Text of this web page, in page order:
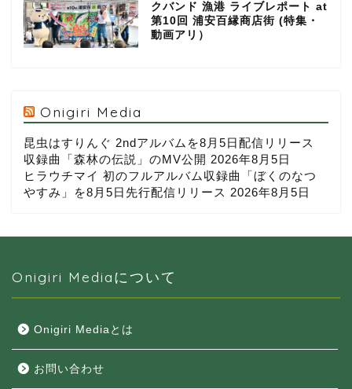
クバンド 漁港 ライブレポート at
第10回 浦安百縁商店街 (特集・
動画アリ）
Onigiri Media
昆虫はすりんぐ 2ndアルバムを8月5日配信リリース
収録曲「森林の伝説」のMV公開 2026年8月5日
ヒラウチマイ 初のフルアルバム収録曲「ぼくのなつ
やすみ」を8月5日先行配信リリース 2026年8月5日
Onigiri Mediaについて
Onigiri Mediaとは
お問い合わせ